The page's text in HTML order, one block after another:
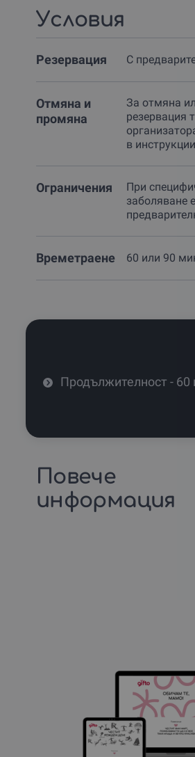
Условия
Резервация С
Отмяна и
промяна
За отмяна
резервация
в
Ограничения
При
заболяване
Времетраене 60 или 90
Продължителност - 60
Повече
информация